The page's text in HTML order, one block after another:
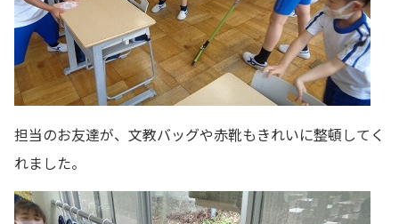
担当のお友達が、文教バッグや赤靴もきれいに整頓してく
れました。